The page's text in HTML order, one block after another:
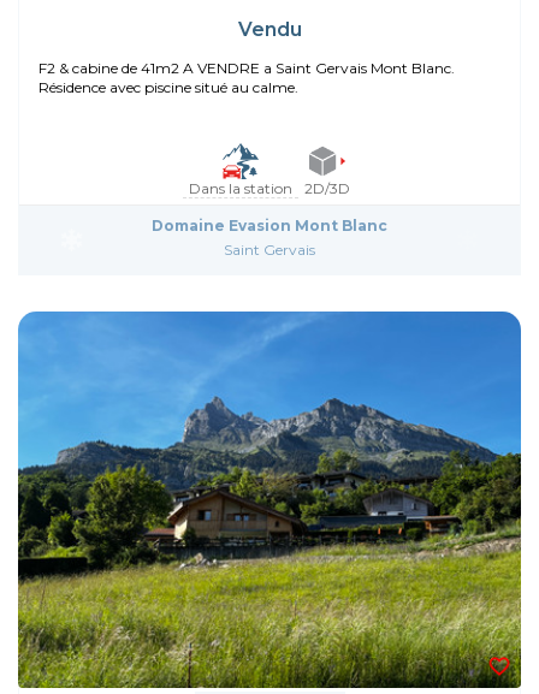
Vendu
F2 & cabine de 41m2 A VENDRE a Saint Gervais Mont Blanc.
Résidence avec piscine situé au calme.
Dans la station 2D/3D
Domaine Evasion Mont Blanc
Saint Gervais